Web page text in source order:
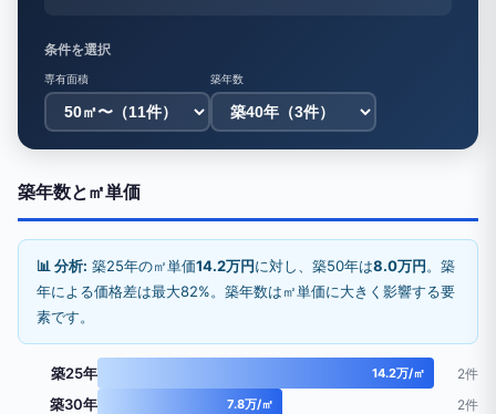
条件を選択
専有面積 築年数
築年数と㎡単価
📊 分析: 築25年の㎡単価14.2万円に対し、築50年は8.0万円。築
年による価格差は最大82%。築年数は㎡単価に大きく影響する要
素です。
築25年 14.2万/㎡ 2件
築30年 7.8万/㎡ 2件